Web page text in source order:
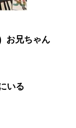
お兄ちゃん
いる